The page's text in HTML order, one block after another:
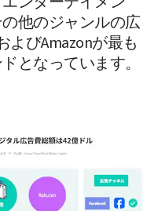
他のジャンルの広
よびAmazonが最も
となっています。